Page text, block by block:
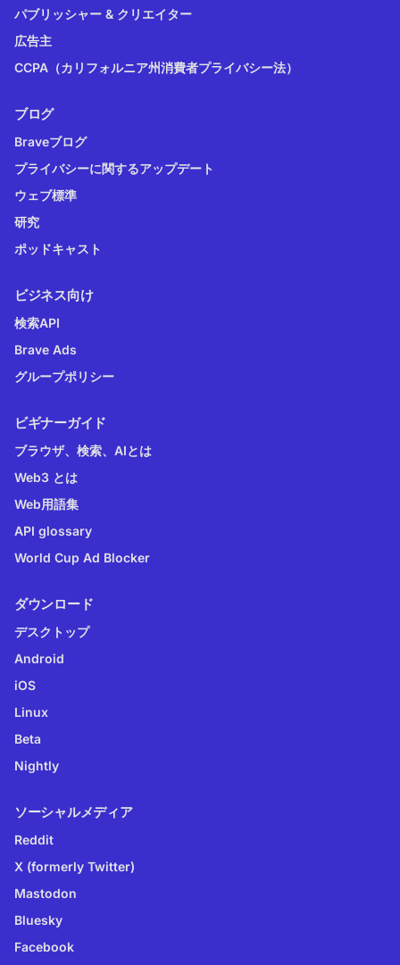
パブリッシャー & クリエイター
広告主
CCPA（カリフォルニア州消費者プライバシー法）
ブログ
Braveブログ
プライバシーに関するアップデート
ウェブ標準
研究
ポッドキャスト
ビジネス向け
検索API
Brave Ads
グループポリシー
ビギナーガイド
ブラウザ、検索、AIとは
Web3 とは
Web用語集
API glossary
World Cup Ad Blocker
ダウンロード
デスクトップ
Android
iOS
Linux
Beta
Nightly
ソーシャルメディア
Reddit
X (formerly Twitter)
Mastodon
Bluesky
Facebook